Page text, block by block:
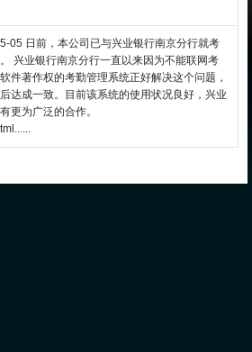
05 日前，本公司已与兴业银行南京分行就考
兴业银行南京分行一直以来因为不能联网考
件著作权的考勤管理系统正好解决这个问题，
达成一致。目前该系统的使用状况良好，兴业
更为广泛的合作。